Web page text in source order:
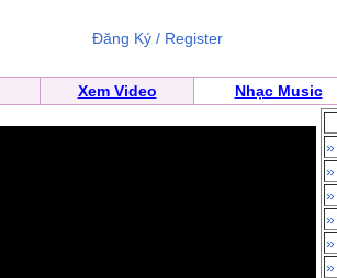
Đăng Ký / Register
Xem Video Nhạc Music
»
»
»
»
»
»